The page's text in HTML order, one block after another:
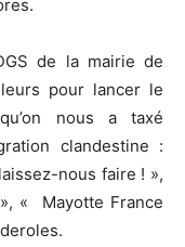
de la mairie de
pour lancer le
nous a taxé
clandestine :
nous faire ! »,
« Mayotte France